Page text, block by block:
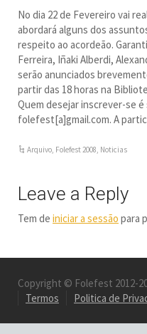
No dia 22 de Fevereiro vai
abordará alguns dos
respeito ao acordeão.
Ferreira, Iñaki Alberdi,
serão anunciados
partir das 18 horas na
Quem desejar inscrever-se é
folefest[a]gmail.com. A
Arquivo Folefest 2008 Noticias
Leave a Reply
Tem de iniciar a sessão para
Copyright © Folefest 2012-
Termos
Politica de